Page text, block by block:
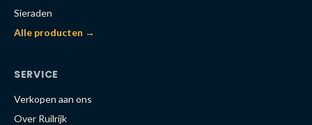
Sieraden
Alle producten →
SERVICE
Verkopen aan ons
Over Ruilrijk